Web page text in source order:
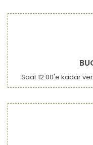
Saat 12:00'e kadar